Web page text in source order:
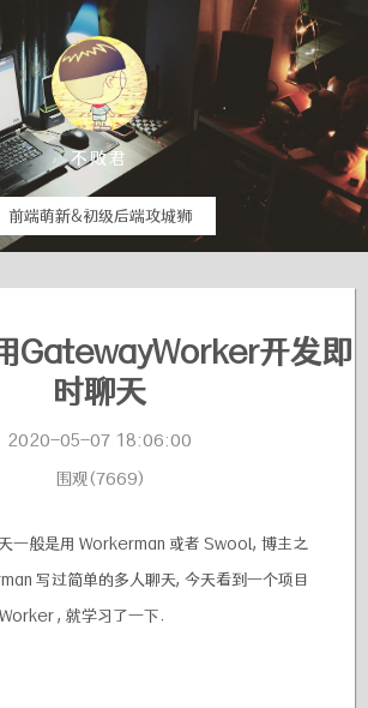
不败君
前端萌新&初级后端攻城狮
GatewayWorker开发即
时聊天
2020-05-07 18:06:00
围观(7669)
一般是用 Workerman 或者 Swool, 博主之
写过简单的多人聊天, 今天看到一个项目
, 就学习了一下.